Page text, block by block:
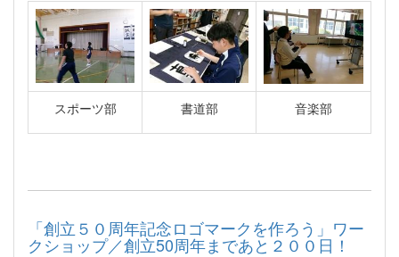
スポーツ部 書道部 音楽部
「創立５０周年記念ロゴマークを作ろう」ワー
クショップ／創立50周年まであと２００日！